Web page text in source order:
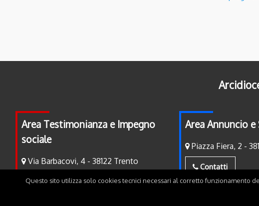
Area Testimonianza e Impegno
sociale
Via Barbacovi, 4 - 38122 Trento
Contatti
Area Annuncio e
Piazza Fiera, 2 -
Contatti
Questo sito utilizza solo cookies tecnici necessari al corretto funzionamento